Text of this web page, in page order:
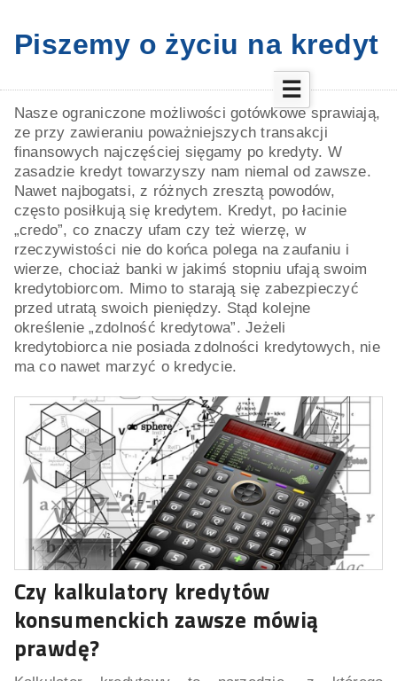
Piszemy o życiu na kredyt
☰
Nasze ograniczone możliwości gotówkowe sprawiają,
ze przy zawieraniu poważniejszych transakcji
finansowych najczęściej sięgamy po kredyty. W
zasadzie kredyt towarzyszy nam niemal od zawsze.
Nawet najbogatsi, z różnych zresztą powodów,
często posiłkują się kredytem. Kredyt, po łacinie
„credo”, co znaczy ufam czy też wierzę, w
rzeczywistości nie do końca polega na zaufaniu i
wierze, chociaż banki w jakimś stopniu ufają swoim
kredytobiorcom. Mimo to starają się zabezpieczyć
przed utratą swoich pieniędzy. Stąd kolejne
określenie „zdolność kredytowa”. Jeżeli
kredytobiorca nie posiada zdolności kredytowych, nie
ma co nawet marzyć o kredycie.
Czy kalkulatory kredytów
konsumenckich zawsze mówią
prawdę?